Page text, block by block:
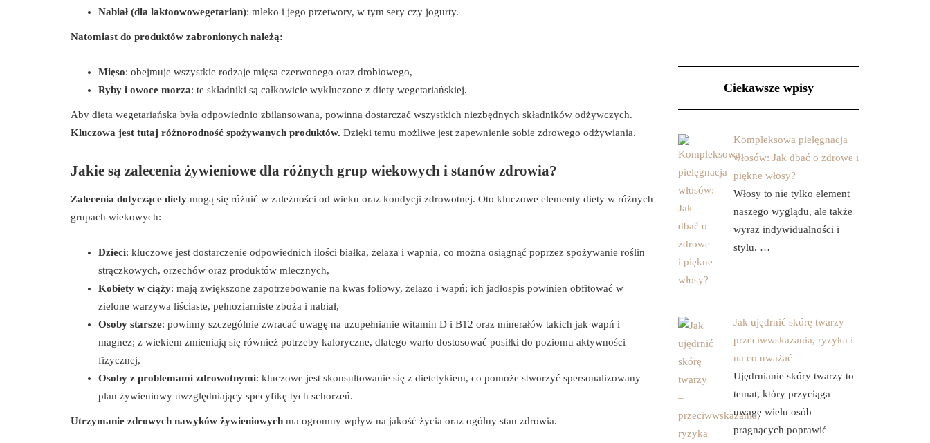
Nabiał (dla laktoowowegetarian): mleko i jego przetwory, w tym sery czy jogurty.
Natomiast do produktów zabronionych należą:
Mięso: obejmuje wszystkie rodzaje mięsa czerwonego oraz drobiowego,
Ryby i owoce morza: te składniki są całkowicie wykluczone z diety wegetariańskiej.
Aby dieta wegetariańska była odpowiednio zbilansowana, powinna dostarczać wszystkich niezbędnych składników odżywczych.
Kluczowa jest tutaj różnorodność spożywanych produktów. Dzięki temu możliwe jest zapewnienie sobie zdrowego odżywiania.
Jakie są zalecenia żywieniowe dla różnych grup wiekowych i stanów zdrowia?
Zalecenia dotyczące diety mogą się różnić w zależności od wieku oraz kondycji zdrowotnej. Oto kluczowe elementy diety w różnych
grupach wiekowych:
Dzieci: kluczowe jest dostarczenie odpowiednich ilości białka, żelaza i wapnia, co można osiągnąć poprzez spożywanie roślin
strączkowych, orzechów oraz produktów mlecznych,
Kobiety w ciąży: mają zwiększone zapotrzebowanie na kwas foliowy, żelazo i wapń; ich jadłospis powinien obfitować w
zielone warzywa liściaste, pełnoziarniste zboża i nabiał,
Osoby starsze: powinny szczególnie zwracać uwagę na uzupełnianie witamin D i B12 oraz minerałów takich jak wapń i
magnez; z wiekiem zmieniają się również potrzeby kaloryczne, dlatego warto dostosować posiłki do poziomu aktywności
fizycznej,
Osoby z problemami zdrowotnymi: kluczowe jest skonsultowanie się z dietetykiem, co pomoże stworzyć spersonalizowany
plan żywieniowy uwzględniający specyfikę tych schorzeń.
Utrzymanie zdrowych nawyków żywieniowych ma ogromny wpływ na jakość życia oraz ogólny stan zdrowia.
Ciekawsze wpisy
Kompleksowa pielęgnacja
włosów: Jak dbać o zdrowe i
piękne włosy?
Włosy to nie tylko element
naszego wyglądu, ale także
wyraz indywidualności i
stylu. …
Jak ujędrnić skórę twarzy –
przeciwwskazania, ryzyka i
na co uważać
Ujędrnianie skóry twarzy to
temat, który przyciąga
uwagę wielu osób
pragnących poprawić